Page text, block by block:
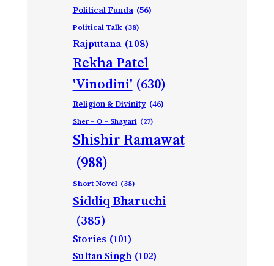
Political Funda (56)
Political Talk (38)
Rajputana (108)
Rekha Patel
'Vinodini' (630)
Religion & Divinity (46)
Sher – O – Shayari (27)
Shishir Ramawat
(988)
Short Novel (38)
Siddiq Bharuchi
(385)
Stories (101)
Sultan Singh (102)